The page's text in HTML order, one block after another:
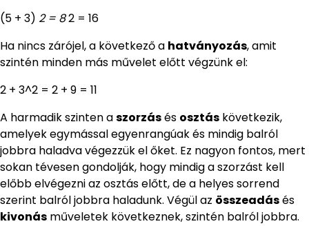
(5 + 3) 2 = 82 = 16
Ha nincs zárójel, a következő a hatványozás, amit
szintén minden más művelet előtt végzünk el:
2 + 3^2 = 2 + 9 = 11
A harmadik szinten aszorzásés osztás következik,
amelyek egymással egyenrangúak és mindig balról
jobbra haladva végezzük el őket. Ez nagyon fontos, mert
sokan tévesen gondolják, hogy mindig a szorzást kell
előbb elvégezni az osztás előtt, de a helyes sorrend
szerint balról jobbra haladunk. Végül az összeadásés
kivonás műveletek következnek, szintén balról jobbra.